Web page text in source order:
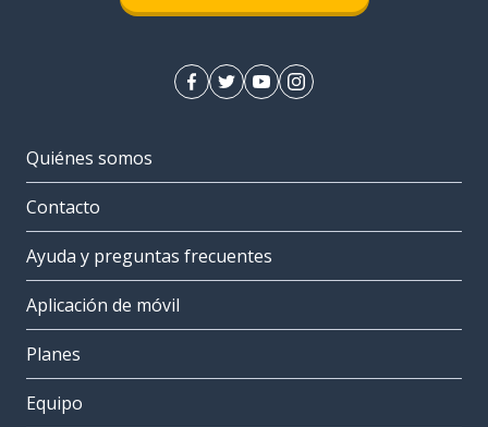
Quiénes somos
Contacto
Ayuda y preguntas frecuentes
Aplicación de móvil
Planes
Equipo